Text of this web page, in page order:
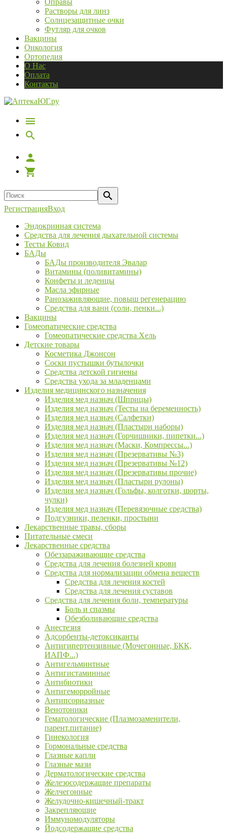
Оправы
Растворы для линз
Солнцезащитные очки
Футляр для очков
Вакцины
Онкология
Ортопедия
О Нас
Оплата
Контакты
РегистрацияВход
Эндокринная система
Средства для лечения дыхательной системы
Тесты Ковид
БАДы
БАДы производителя Эвалар
Витамины (поливитамины)
Конфеты и леденцы
Масла эфирные
Ранозаживляющие, повыш регенерацию
Средства для ванн (соли, пенки...)
Вакцины
Гомеопатические средства
Гомеопатические средства Хель
Детские товары
Косметика Джонсон
Соски пустышки бутылочки
Средства детской гигиены
Средства ухода за младенцами
Изделия медицинского назначения
Изделия мед назнач (Шприцы)
Изделия мед назнач (Тесты на беременность)
Изделия мед назнач (Салфетки)
Изделия мед назнач (Пластыри наборы)
Изделия мед назнач (Горчишники, пипетки...)
Изделия мед назнач (Маски, Компрессы...)
Изделия мед назнач (Презервативы №3)
Изделия мед назнач (Презервативы №12)
Изделия мед назнач (Презервативы прочие)
Изделия мед назнач (Пластыри рулоны)
Изделия мед назнач (Гольфы, колготки, шорты,
чулки)
Изделия мед назнач (Перевязочные средства)
Подгузники, пеленки, простыни
Лекарственные травы, сборы
Питательные смеси
Лекарственные средства
Обеззараживающие средства
Средства для лечения болезней крови
Средства для нормализации обмена веществ
Средства для лечения костей
Средства для лечения суставов
Средства для лечения боли, температуры
Боль и спазмы
Обезболивающие средства
Анестезия
Адсорбенты-детоксиканты
Антигипертензивные (Мочегонные, БКК,
ИАПФ...)
Антигельминтные
Антигистаминные
Антибиотики
Антигеморройные
Антипсориазные
Венотоники
Гематологические (Плазмозаменители,
парент.питание)
Гинекология
Гормональные средства
Глазные капли
Глазные мази
Дерматологические средства
Железосодержащие препараты
Желчегонные
Желудочно-кишечный-тракт
Закрепляющие
Иммуномодуляторы
Йодсодержащие средства